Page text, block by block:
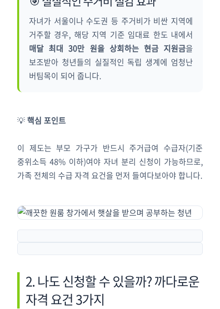
자녀가 서울이나 수도권 등 주거비가 비싼 지역에
거주할 경우, 해당 지역 기준 임대료 한도 내에서
매달 최대 30만 원을 상회하는 현금 지원금을
보조받아 청년들의 실질적인 독립 생계에 엄청난
버팀목이 되어 줍니다.
💡핵심 포인트
이 제도는 부모 가구가 반드시 주거급여 수급자(기준
중위소득 48% 이하)여야 자녀 분리 신청이 가능하므로,
가족 전체의 수급 자격 요건을 먼저 들여다보아야 합니다.
2. 나도 신청할 수 있을까? 까다로운
자격 요건 3가지